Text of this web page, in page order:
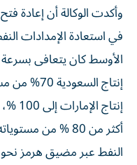
وأكدت الوكالة أن إعادة
في استعادة الإمدادات
الأوسط كان يتعافى
إنتاج
أكثر من 80 % من